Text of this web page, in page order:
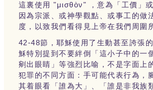
這裏使用 "μισθὸν"
，意為「工價」
因為宗派、或神學觀點、或事工的
度，以致我們看得見上帝在我們周圍
42-48節，耶穌使用了生動甚至誇張
穌特別提到不要絆倒「這小子中的一
剜出眼睛」等強烈比喻，不是字面上
犯罪的不同方面：手可能代表行為，
其着眼看「誰為大」、「誰是非我族